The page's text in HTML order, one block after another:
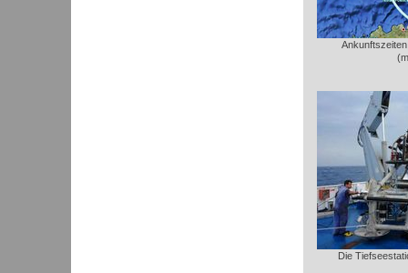
Die